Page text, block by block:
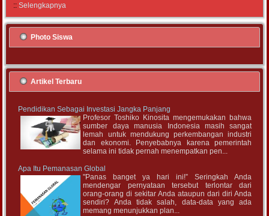
::Selengkapnya
Photo Siswa
Artikel Terbaru
Pendidikan Sebagai Investasi Jangka Panjang
Profesor Toshiko Kinosita mengemukakan bahwa
sumber daya manusia Indonesia masih sangat
lemah untuk mendukung perkembangan industri
dan ekonomi. Penyebabnya karena pemerintah
selama ini tidak pernah menempatkan pen...
Apa Itu Pemanasan Global
"Panas banget ya hari ini!” Seringkah Anda
mendengar pernyataan tersebut terlontar dari
orang-orang di sekitar Anda ataupun dari diri Anda
sendiri? Anda tidak salah, data-data yang ada
memang menunjukkan plan...